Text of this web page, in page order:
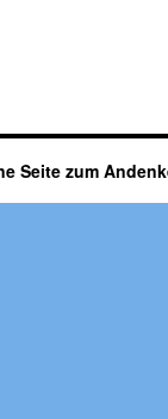
Seite zum